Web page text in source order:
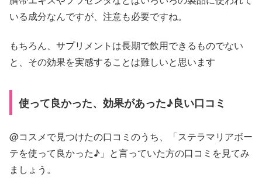
いる成分なんですが、注意も必要ですね。
もちろん、サプリメントは長期で飲用できるものでない
と、その効果を実感することは難しいと思います
使って良かった、効果があった♪良い口コミ
@コスメで見つけたの口コミのうち、「ステラマリアボー
テを使って良かった♪」と言っていた方の口コミを見てみ
ましょう。